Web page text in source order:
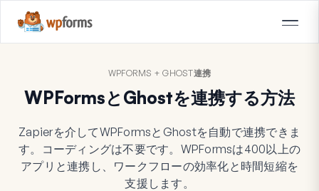
WPFORMS + GHOST連携
WPFormsとGhostを連携する方法
Zapierを介してWPFormsとGhostを自動で連携できま
す。コーディングは不要です。WPFormsは400以上の
アプリと連携し、ワークフローの効率化と時間短縮を
支援します。